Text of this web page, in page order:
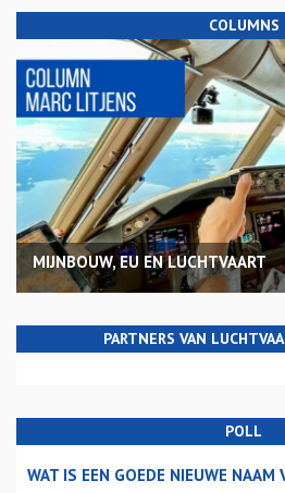
COLUMNS
MIJNBOUW, EU EN LUCHTVAART
PARTNERS VAN
POLL
WAT IS EEN GOEDE NIEUWE NAAM